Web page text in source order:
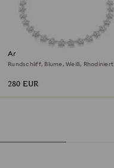
Ariana Grande x Swarovski
Halskette
Rundschliff, Blume, Weiß, Rhodiniert
280 EUR